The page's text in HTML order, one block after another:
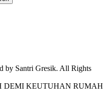
by Santri Gresik. All Rights
DEMI KEUTUHAN RUMAH